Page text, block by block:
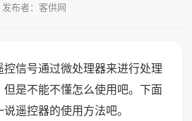
发布者：客供网
信号通过微处理器来进行处理
但是不能不懂怎么使用吧。下面
遥控器的使用方法吧。